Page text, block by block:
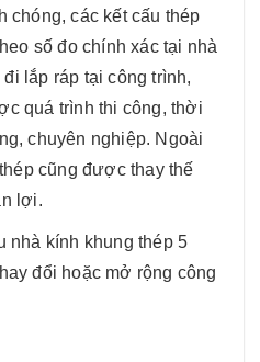
chóng, các kết cấu thép
số đo chính xác tại nhà
lắp ráp tại công trình,
quá trình thi công, thời
chuyên nghiệp. Ngoài
cũng được thay thế
lợi.
nhà kính khung thép 5
đổi hoặc mở rộng công